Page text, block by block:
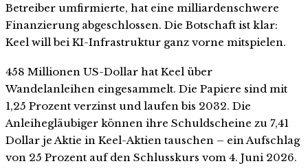
Betreiber umfirmierte, hat eine milliardenschwere
Finanzierung abgeschlossen. Die Botschaft ist klar:
Keel will bei KI-Infrastruktur ganz vorne mitspielen.
458 Millionen US-Dollar hat Keel über
Wandelanleihen eingesammelt. Die Papiere sind mit
1,25 Prozent verzinst und laufen bis 2032. Die
Anleihegläubiger können ihre Schuldscheine zu 7,41
Dollar je Aktie in Keel-Aktien tauschen – ein Aufschlag
von 25 Prozent auf den Schlusskurs vom 4. Juni 2026.